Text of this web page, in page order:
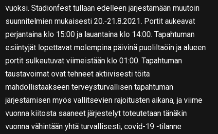
vuoksi. Stadionfest tullaan edelleen järjestämään muutoin
suunnitelmien mukaisesti 20.-21.8.2021. Portit aukeavat
perjantaina klo 15:00 ja lauantaina klo 14:00. Tapahtuman
esiintyjät lopettavat molempina päivinä puoliltaöin ja alueen
portit sulkeutuvat viimeistään klo 01:00. Tapahtuman
taustavoimat ovat tehneet aktiivisesti töitä
mahdollistaakseen terveysturvallisen tapahtuman
järjestämisen myös vallitsevien rajoitusten aikana, ja viime
vuonna kiitosta saaneet järjestelyt toteutetaan tänäkin
vuonna vähintään yhtä turvallisesti, covid-19 -tilanne